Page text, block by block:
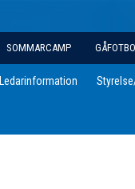
SOMMARCAMP
Ledarinformation